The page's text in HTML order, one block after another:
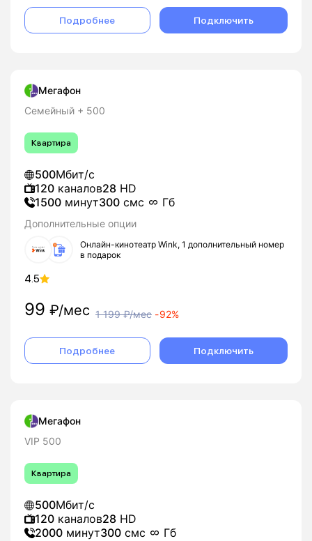
Подробнее Подключить
Мегафон
Семейный + 500
Квартира
500Мбит/с
120 каналов28 HD
1500 минут300 смс Гб
Дополнительные опции
Онлайн-кинотеатр Wink, 1 дополнительный номер
в подарок
4.5
99 ₽/мес 1 199₽/мес -92%
Подробнее Подключить
Мегафон
VIP 500
Квартира
500Мбит/с
120 каналов28 HD
2000 минут300 смс Гб